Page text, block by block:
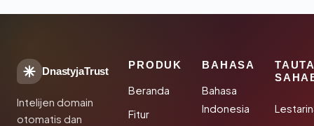
DnastyjaTrust
Intelijen domain
otomatis dan
PRODUK
Beranda
Fitur
BAHASA
Bahasa
Indonesia